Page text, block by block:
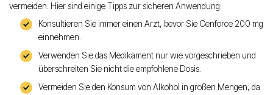
vermeiden. Hier sind einige Tipps zur sicheren Anwendung:
Konsultieren Sie immer einen Arzt, bevor Sie Cenforce 200 mg
einnehmen.
Verwenden Sie das Medikament nur wie vorgeschrieben und
überschreiten Sie nicht die empfohlene Dosis.
Vermeiden Sie den Konsum von Alkohol in großen Mengen, da